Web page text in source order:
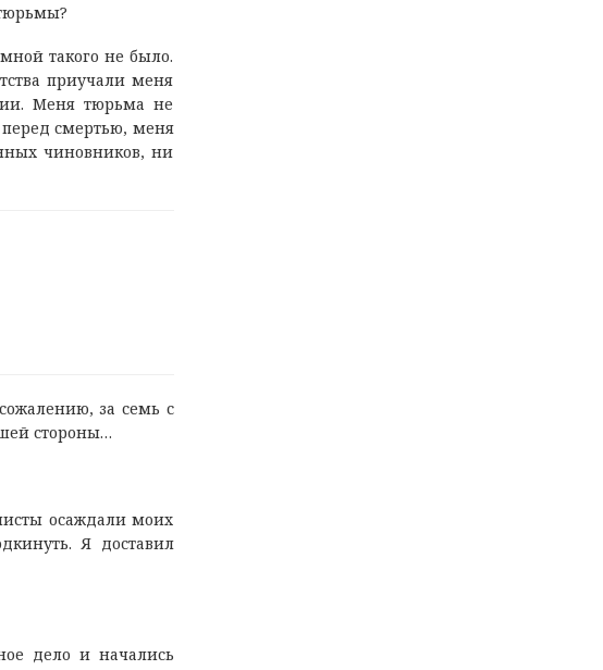
такого не было.
приучали меня
Меня тюрьма не
перед смертью, меня
чиновников, ни
за семь с
стороны…
осаждали моих
Я доставил
дело и начались